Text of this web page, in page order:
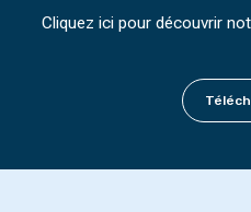
Cliquez ici pour découvrir